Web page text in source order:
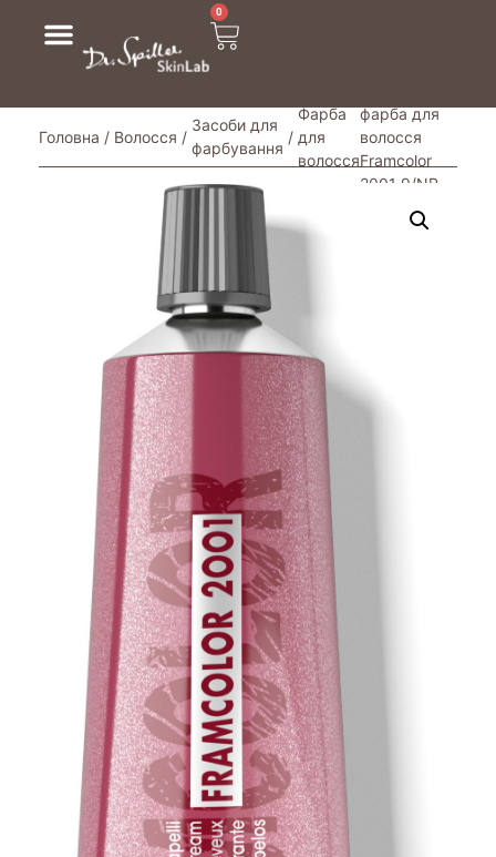
0
Головна / Волосся /
Засоби для
фарбування
/
Фарба
для
волосся
фарба для
волосся
Framcolor
2001 9/NP